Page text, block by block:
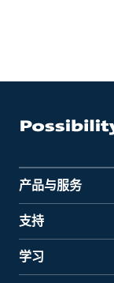
产品与服务
支持
学习